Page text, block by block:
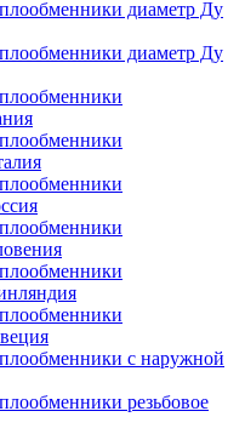
диаметр Ду
диаметр Ду
с наружной
резьбовое